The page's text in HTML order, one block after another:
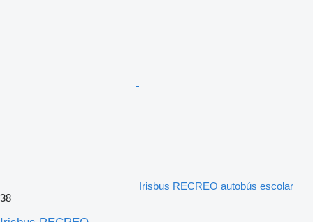
Irisbus RECREO autobús escolar
38